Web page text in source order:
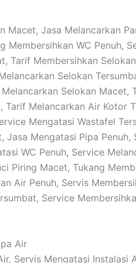
Macet, Jasa Melancarkan
Membersihkan WC Penuh,
Tarif Membersihkan
Selokan
Selokan Macet,
Tarif Melancarkan Air Kotor
Mengatasi Wastafel
Jasa Mengatasi Pipa Penuh,
WC Penuh, Service
Piring Macet, Tukang
Air Penuh, Servis
Service
Air
Servis Mengatasi Instalasi